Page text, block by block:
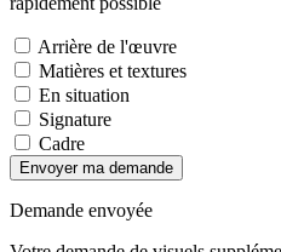
Arrière de l'œuvre
Matières et textures
En situation
Signature
Cadre
Envoyer ma demande
Demande envoyée